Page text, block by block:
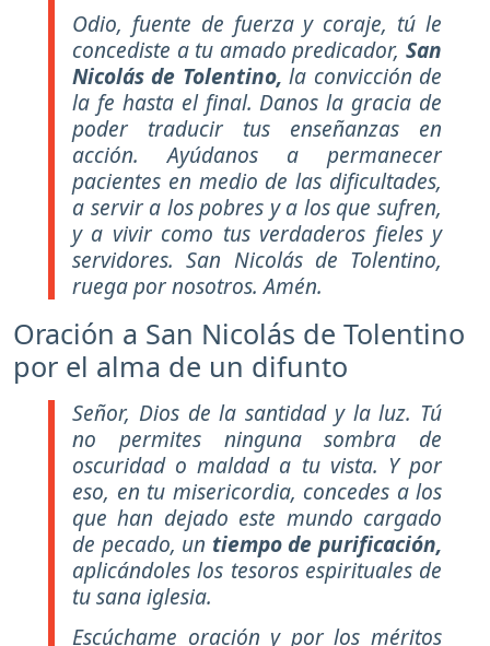
Odio, fuente de fuerza y coraje, tú le
concediste a tu amado predicador, San
Nicolás de Tolentino, la convicción de
la fe hasta el final. Danos la gracia de
poder traducir tus enseñanzas en
acción. Ayúdanos a permanecer
pacientes en medio de las dificultades,
a servir a los pobres y a los que sufren,
y a vivir como tus verdaderos fieles y
servidores. San Nicolás de Tolentino,
ruega por nosotros. Amén.
Oración a San Nicolás de Tolentino
por el alma de un difunto
Señor, Dios de la santidad y la luz. Tú
no permites ninguna sombra de
oscuridad o maldad a tu vista. Y por
eso, en tu misericordia, concedes a los
que han dejado este mundo cargado
de pecado, un tiempo de purificación,
aplicándoles los tesoros espirituales de
tu sana iglesia.
Escúchame oración y por los méritos